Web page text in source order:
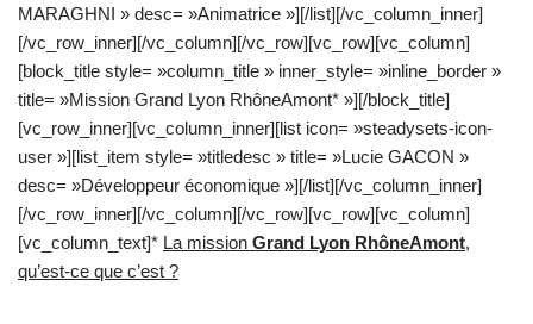
MARAGHNI » desc= »Animatrice »][/list][/vc_column_inner]
[/vc_row_inner][/vc_column][/vc_row][vc_row][vc_column]
[block_title style= »column_title » inner_style= »inline_border »
title= »Mission Grand Lyon RhôneAmont* »][/block_title]
[vc_row_inner][vc_column_inner][list icon= »steadysets-icon-
user »][list_item style= »titledesc » title= »Lucie GACON »
desc= »Développeur économique »][/list][/vc_column_inner]
[/vc_row_inner][/vc_column][/vc_row][vc_row][vc_column]
[vc_column_text]* La mission Grand Lyon RhôneAmont,
qu’est-ce que c’est ?